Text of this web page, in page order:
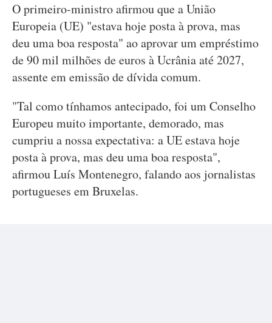
O primeiro-ministro afirmou que a União
Europeia (UE) "estava hoje posta à prova, mas
deu uma boa resposta" ao aprovar um empréstimo
de 90 mil milhões de euros à Ucrânia até 2027,
assente em emissão de dívida comum.
"Tal como tínhamos antecipado, foi um Conselho
Europeu muito importante, demorado, mas
cumpriu a nossa expectativa: a UE estava hoje
posta à prova, mas deu uma boa resposta",
afirmou Luís Montenegro, falando aos jornalistas
portugueses em Bruxelas.